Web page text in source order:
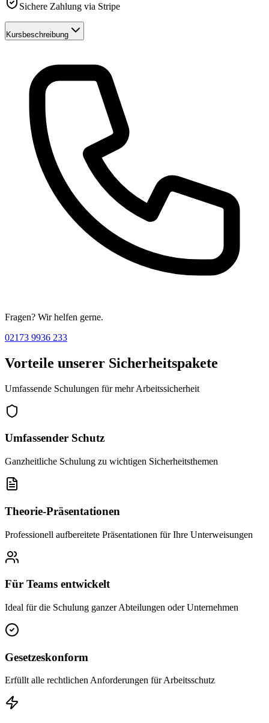
Sichere Zahlung via Stripe
Kursbeschreibung
Fragen? Wir helfen gerne.
02173 9936 233
Vorteile unserer Sicherheitspakete
Umfassende Schulungen für mehr Arbeitssicherheit
Umfassender Schutz
Ganzheitliche Schulung zu wichtigen Sicherheitsthemen
Theorie-Präsentationen
Professionell aufbereitete Präsentationen für Ihre Unterweisungen
Für Teams entwickelt
Ideal für die Schulung ganzer Abteilungen oder Unternehmen
Gesetzeskonform
Erfüllt alle rechtlichen Anforderungen für Arbeitsschutz